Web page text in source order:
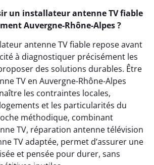
un installateur antenne TV fiable
Auvergne-Rhône-Alpes ?
antenne TV fiable repose avant
à diagnostiquer précisément les
des solutions durables. Être
TV en Auvergne-Rhône-Alpes
les contraintes locales,
et les particularités du
méthodique, combinant
TV, réparation antenne télévision
TV adaptée, permet d’assurer une
et pensée pour durer, sans